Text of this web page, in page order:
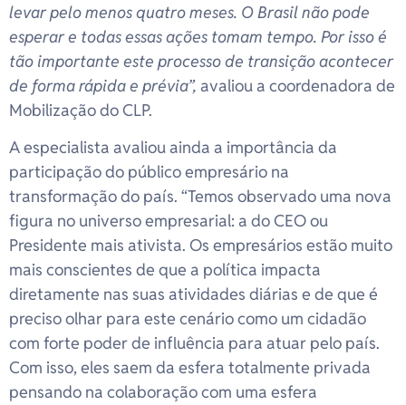
levar pelo menos quatro meses. O Brasil não pode
esperar e todas essas ações tomam tempo. Por isso é
tão importante este processo de transição acontecer
de forma rápida e prévia”, avaliou a coordenadora de
Mobilização do CLP.
A especialista avaliou ainda a importância da
participação do público empresário na
transformação do país. “Temos observado uma nova
figura no universo empresarial: a do CEO ou
Presidente mais ativista. Os empresários estão muito
mais conscientes de que a política impacta
diretamente nas suas atividades diárias e de que é
preciso olhar para este cenário como um cidadão
com forte poder de influência para atuar pelo país.
Com isso, eles saem da esfera totalmente privada
pensando na colaboração com uma esfera